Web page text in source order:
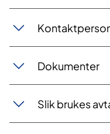
​Dokumenter
Slik brukes